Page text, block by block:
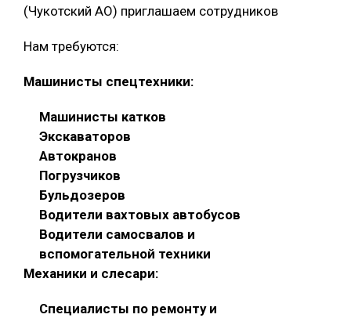
(Чукотский АО) приглашаем сотрудников
Нам требуются:
Машинисты спецтехники:
Машинисты катков
Экскаваторов
Автокранов
Погрузчиков
Бульдозеров
Водители вахтовых автобусов
Водители самосвалов и
вспомогательной техники
Механики и слесари:
Специалисты по ремонту и